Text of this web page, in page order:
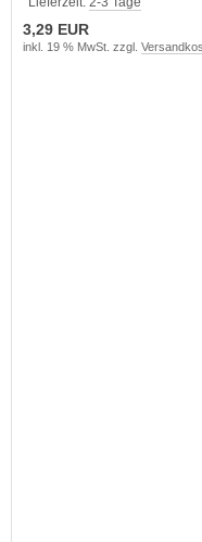
3,29 EUR
inkl. 19 % MwSt. zzgl.